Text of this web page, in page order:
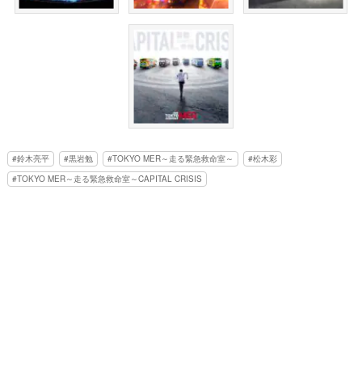
鈴木亮平 黒岩勉 TOKYO MER～走る緊急救命室～
松木彩
TOKYO MER～走る緊急救命室～CAPITAL CRISIS